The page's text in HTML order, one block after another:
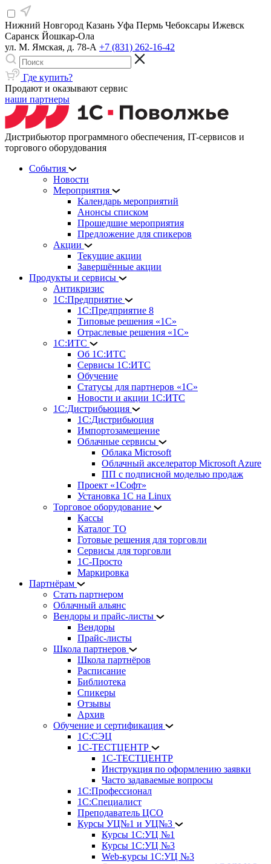
Нижний Новгород Казань Уфа Пермь Чебоксары Ижевск
Саранск Йошкар-Ола
ул. М. Ямская, д. 78-А +7 (831) 262-16-42
Где купить?
Продают и оказывают сервис
наши партнеры
Дистрибьютор программного обеспечения, IT-сервисов и
торгового оборудования
События
Новости
Мероприятия
Календарь мероприятий
Анонсы списком
Прошедшие мероприятия
Предложение для спикеров
Акции
Текущие акции
Завершённые акции
Продукты и сервисы
Антикризис
1С:Предприятие
1С:Предприятие 8
Типовые решения «1С»
Отраслевые решения «1С»
1С:ИТС
Об 1С:ИТС
Сервисы 1С:ИТС
Обучение
Статусы для партнеров «1С»
Новости и акции 1С:ИТС
1С:Дистрибьюция
1С:Дистрибьюция
Импортозамещение
Облачные сервисы
Облака Microsoft
Облачный акселератор Microsoft Azure
ПП с подписной моделью продаж
Проект «1Софт»
Установка 1С на Linux
Торговое оборудование
Кассы
Каталог ТО
Готовые решения для торговли
Сервисы для торговли
1С-Просто
Маркировка
Партнёрам
Стать партнером
Облачный альянс
Вендоры и прайс-листы
Вендоры
Прайс-листы
Школа партнеров
Школа партнёров
Расписание
Библиотека
Спикеры
Отзывы
Архив
Обучение и сертификация
1С:СЭЦ
1С-ТЕСТЦЕНТР
1С-ТЕСТЦЕНТР
Инструкция по оформлению заявки
Часто задаваемые вопросы
1С:Профессионал
1С:Специалист
Преподаватель ЦСО
Курсы УЦ№1 и УЦ№3
Курсы 1С:УЦ №1
Курсы 1С:УЦ №3
Web-курсы 1С:УЦ №3